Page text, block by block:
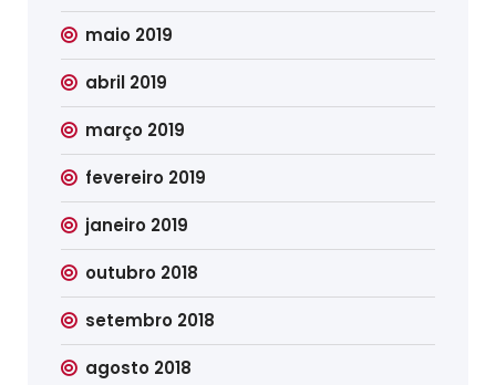
maio 2019
abril 2019
março 2019
fevereiro 2019
janeiro 2019
outubro 2018
setembro 2018
agosto 2018